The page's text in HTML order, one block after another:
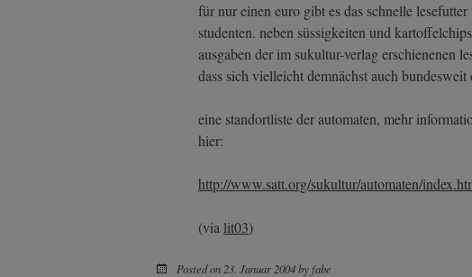
für nur einen euro gibt es das schnelle
studenten. neben süssigkeiten und
ausgaben der im sukultur-verlag erschienenen
dass sich vielleicht demnächst auch
eine standortliste der automaten, mehr
hier:
http://www.satt.org/sukultur/automaten/
(via lit03)
Posted on 23. Januar 2004by fabe